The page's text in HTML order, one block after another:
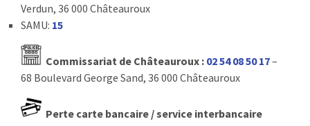
Verdun, 36 000 Châteauroux
SAMU: 15
Commissariat de Châteauroux : 02 54 08 50 17–
68 Boulevard George Sand, 36 000 Châteauroux
Perte carte bancaire /service interbancaire